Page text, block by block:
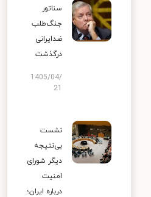
سناتور
جنگ‌طلب
ضدایرانی
درگذشت
1405/04/
نشست
بی‌نتیجه
دیگر شورای
امنیت
درباره ایران؛